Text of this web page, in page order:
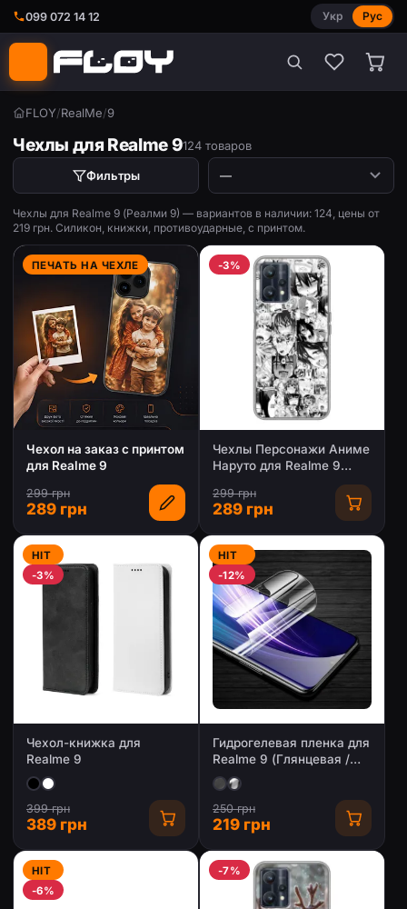
099 072 14 12 Укр Рус
FLOY/RealMe/9
Чехлы для Realme 9124 товаров
Фильтры
Чехлы для Realme 9 (Реалми 9) — вариантов в наличии: 124, цены от
219 грн. Силикон, книжки, противоударные, с принтом.
ПЕЧАТЬ НА ЧЕХЛЕ
Чехол на заказ с принтом
для Realme 9
299 грн
289 грн
-3%
Чехлы Персонажи Аниме
Наруто для Realme 9
299 грн
289 грн
HIT
-3%
Чехол-книжка для
Realme 9
399 грн
389 грн
HIT
-12%
Гидрогелевая пленка для
Realme 9 (Глянцевая /
Матовая)
250 грн
219 грн
HIT
-6%
-7%